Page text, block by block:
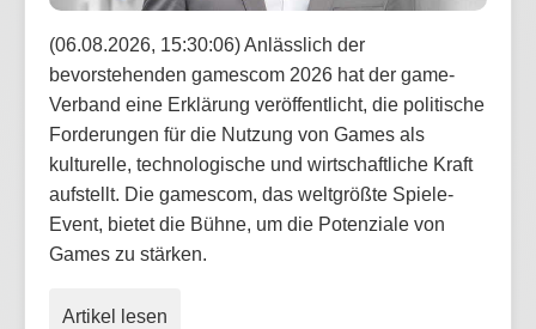
(06.08.2026, 15:30:06) Anlässlich der
bevorstehenden gamescom 2026 hat der game-
Verband eine Erklärung veröffentlicht, die politische
Forderungen für die Nutzung von Games als
kulturelle, technologische und wirtschaftliche Kraft
aufstellt. Die gamescom, das weltgrößte Spiele-
Event, bietet die Bühne, um die Potenziale von
Games zu stärken.
Artikel lesen